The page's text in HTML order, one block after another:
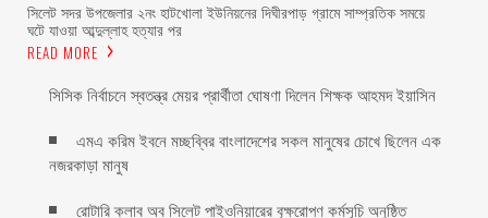
সিলেট সদর উপজেলার ২নং হাটখোলা ইউনিয়নের দিঘীরপাড় গ্রামে সাম্প্রতিক সময়ে
ঘটে যাওয়া আব্দুল্লাহ হত্যার পর
READ MORE
সিসিক নির্বাচনে স্বতন্ত্র মেয়র প্রার্থীতা ঘোষণা দিলেন শিক্ষক আহমদ ইয়াসিন
এমএ করিম ইবনে মচ্ছব্বির বাংলাদেশের সকল মানুষের চোখে ছিলেন এক
নজরকাড়া মানুষ ‎
রোটারি ক্লাব অব সিলেট পাইওনিয়ারের বৃক্ষরোপণ কর্মসূচি অনুষ্ঠিত